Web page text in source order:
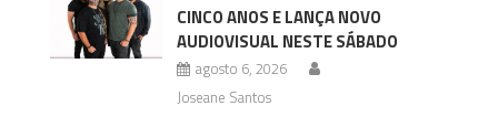
CINCO ANOS E LANÇA NOVO
AUDIOVISUAL NESTE SÁBADO
agosto 6, 2026
Joseane Santos